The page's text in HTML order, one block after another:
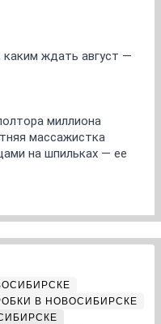
ждать август —
миллиона
массажистка
на шпильках — ее
В НОВОСИБИРСКЕ